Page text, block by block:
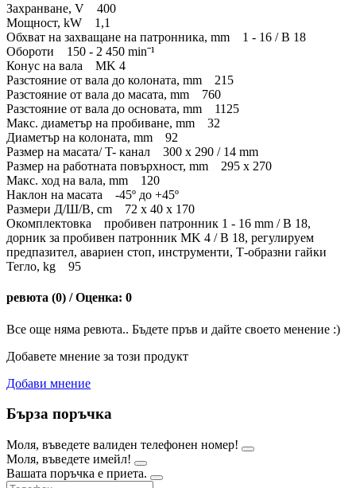
Захранване, V 400
Мощност, kW 1,1
Обхват на захващане на патронника, mm 1 - 16 / B 18
Обороти 150 - 2 450 minˉ¹
Конус на вала MK 4
Разстояние от вала до колоната, mm 215
Разстояние от вала до масата, mm 760
Разстояние от вала до основата, mm 1125
Макс. диаметър на пробиване, mm 32
Диаметър на колоната, mm 92
Размер на масата/ T- канал 300 x 290 / 14 mm
Размер на работната повърхност, mm 295 x 270
Макс. ход на вала, mm 120
Наклон на масата -45º до +45º
Размери Д/Ш/В, cm 72 x 40 x 170
Окомплектовка пробивен патронник 1 - 16 mm / B 18,
дорник за пробивен патронник MK 4 / B 18, регулируем
предпазител, авариен стоп, инструменти, Т-образни гайки
Тегло, kg 95
ревюта (0) / Оценка: 0
Все още няма ревюта.. Бъдете пръв и дайте своето менение :)
Добавете мнение за този продукт
Добави мнение
Бърза поръчка
Моля, въведете валиден телефонен номер!
Моля, въведете имейл!
Вашата поръчка е приета.